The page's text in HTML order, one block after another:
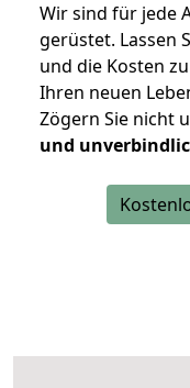
Wir sind für jede
gerüstet. Lassen
und die Kosten
Ihren neuen
Zögern Sie nicht
und